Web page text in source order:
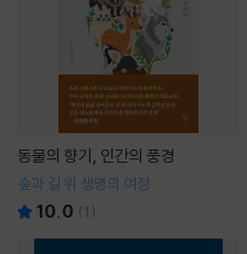
동물의 향기, 인간의 풍경
숲과 길 위 생명의 여정
10.0 (1 )